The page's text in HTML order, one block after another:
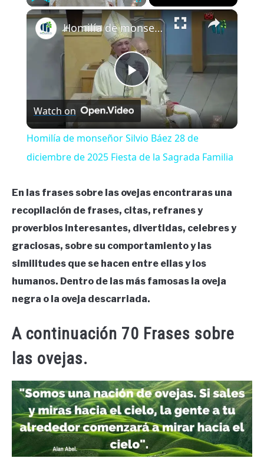
Play Unmute ×
Play
Video
Homilía de monseñor Silvio Báez 28 de diciembre de 2025 Fiesta de la Sagrada Familia
Watch on
Homilía de monseñor Silvio Báez 28 de
diciembre de 2025 Fiesta de la Sagrada Familia
En las frases sobre las ovejas encontraras una
recopilación de frases, citas, refranes y
proverbios interesantes, divertidas, celebres y
graciosas, sobre su comportamiento y las
similitudes que se hacen entre ellas y los
humanos. Dentro de las más famosas la oveja
negra o la oveja descarriada.
A continuación 70 Frases sobre
las ovejas.